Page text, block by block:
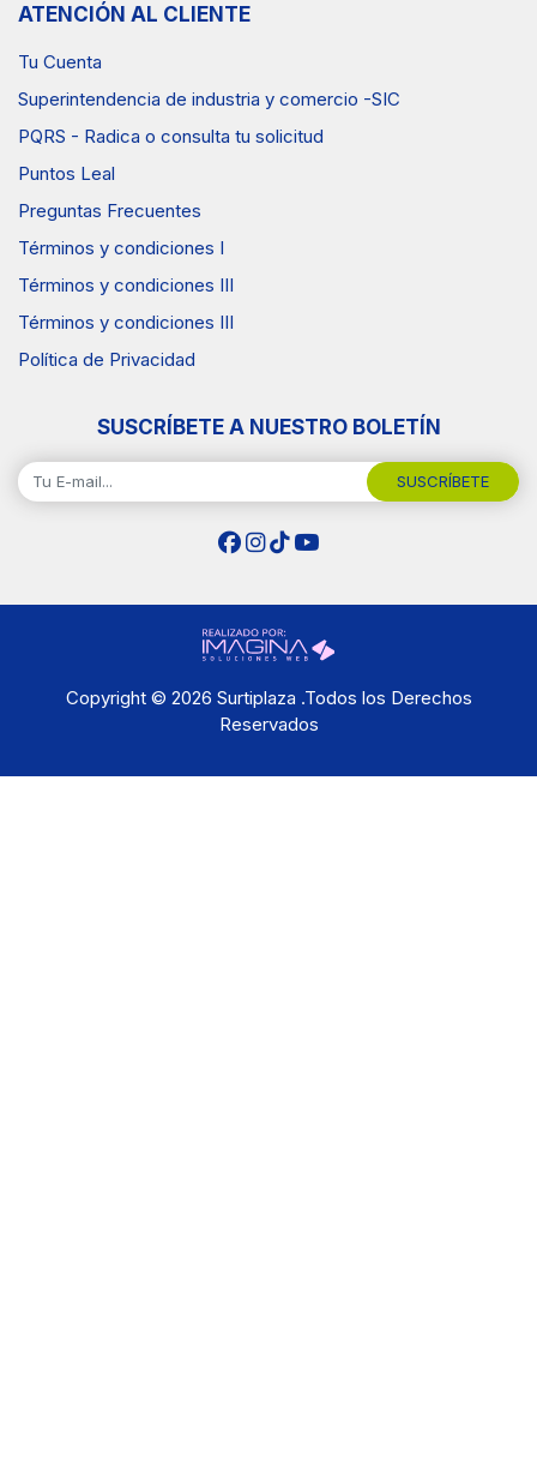
ATENCIÓN AL CLIENTE
Tu Cuenta
Superintendencia de industria y comercio -SIC
PQRS - Radica o consulta tu solicitud
Puntos Leal
Preguntas Frecuentes
Términos y condiciones I
Términos y condiciones III
Términos y condiciones III
Política de Privacidad
SUSCRÍBETE A NUESTRO BOLETÍN
SUSCRÍBETE
Copyright © 2026 Surtiplaza .Todos los Derechos
Reservados